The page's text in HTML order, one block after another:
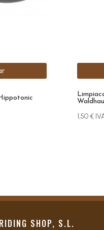
1,50€
SHOP, S.L.